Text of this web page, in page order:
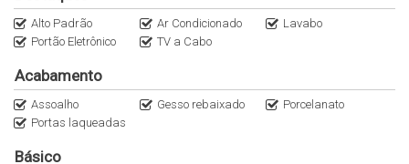
* 01 vaga de garagem semi coberta.
Entre em contato e agende sua visita para conhecer este
excelente imóvel!
Alto Padrão Ar Condicionado
Lavabo
Portão Eletrônico
TV a Cabo
Acabamento
Assoalho Gesso rebaixado
Porcelanato
Portas laqueadas
Básico